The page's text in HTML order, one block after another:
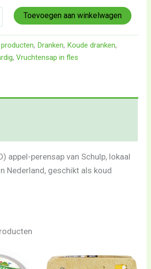
Toevoegen aan winkelwagen
, Dranken, Koude dranken,
,Vruchtensap in fles
appel-perensap van Schulp, lokaal
Nederland, geschikt als koud